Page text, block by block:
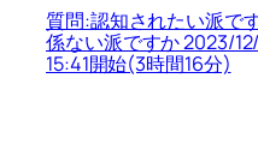
質問:認知されたい派で
係ない派ですか 2023/
15:41開始(3時間16分)